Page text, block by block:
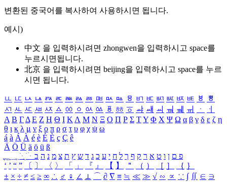
변환된 중국어를 복사하여 사용하시면 됩니다.
예시)
中文 을 입력하시려면 zhongwen을 입력하시고 space를
누르시면됩니다.
北京 을 입력하시려면 beijing을 입력하시고 space를 누르
시면 됩니다.
ㅥ ㅦ ㅧ ㅨ ㅩ ㅪ ㅫ ㅬ ㅭ ㅮ ㅯ ㅰ ㅱ ㅲ ㅳ ㅴ ㅵ ㅶ ㅷ ㅸ
ㅹ
ㅺ ㅻ ㅼ ㅽ ㅾ ㅿ ㆀ ㆁ ㆂ ㆃ ㆄ ㆅ ㆆ ㆇ ㆈ ㆉ ㆊ ㆋ ㆌ ㆍ
ㆎ
Α Β ΓΔ Ε Ζ Η Θ Ι ΚΛ Μ Ν Ξ Ο Π Ρ Σ ΤΥ Φ Χ Ψ Ω α β γ δ ε ζ η
θ ι κ λ μ ν ξ ο π ρ σ τ υ φ χ ψ ω
á à Á À é è É È ç Ç ê
Ä Ö Ü ä ö ü ß
ִֶֹ ֻּ ׁׂ פ ם ן ו ט א ר ק ף ך ל ח י ע כ ג ד ש ץ ת צ מ נ ה ב
‘ ’ “ ” 〔 〕 〈 〉 「 」 『 』 【 】 ＂ （ ） ［ ］ ｛ ｝
± × ÷ ≠ ≤ ≥ ∞ ∴ ♂ ♀ ∠ ⊥ ⌒ ∂ ∇ ≡ ≒ ≪ ≫ √ ∽ ∝ ∵ ∫ ∬ ∈ ∋